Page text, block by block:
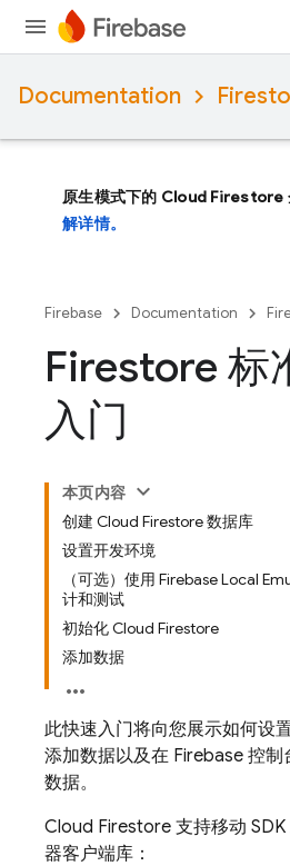
Documentation
原生模式下的 Cloud Firestore
解详情。
Firebase Documentation
Firestore 标
入门
本页内容
创建 Cloud Firestore 数据库
设置开发环境
（可选）使用 Firebase Local
计和测试
初始化 Cloud Firestore
添加数据
此快速入门将向您展示如何设
添加数据以及在 Firebase 控制
数据。
Cloud Firestore 支持移动
器客户端库：